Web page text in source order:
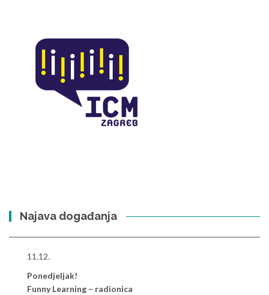
Najava događanja
11.12.
Ponedjeljak!
Funny Learning – radionica